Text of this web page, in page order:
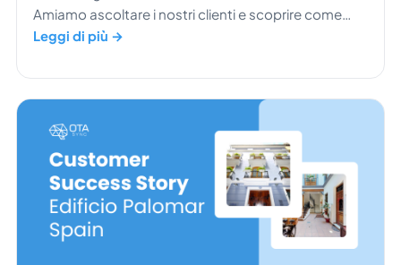
Amiamo ascoltare i nostri clienti e scoprire come
usano i nostri strumenti per gestire meglio le loro
degli ospiti con maggiore facilità. Una bellissima
storia di successo arriva dall'Hotel Aquastar
Danube, uno splendido hotel a Kladovo che sta
rapidamente diventando una meta di punta. […]
Leggi di più →